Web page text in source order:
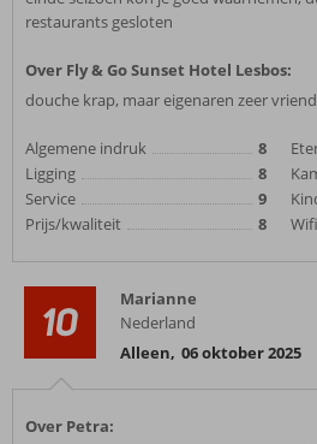
restaurants gesloten
Over Fly & Go Sunset Hotel Lesbos:
douche krap, maar eigenaren zeer
Algemene indruk
8
Ligging
8
Service
9
Prijs/kwaliteit
8
10
Marianne
Nederland
Alleen, 06 oktober 2025
Over Petra: